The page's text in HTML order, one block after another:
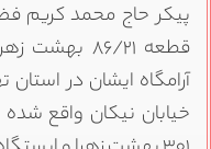
قطعه ۸۶/۲۱
آرامگاه ایشان در
خیابان نیکان واقع